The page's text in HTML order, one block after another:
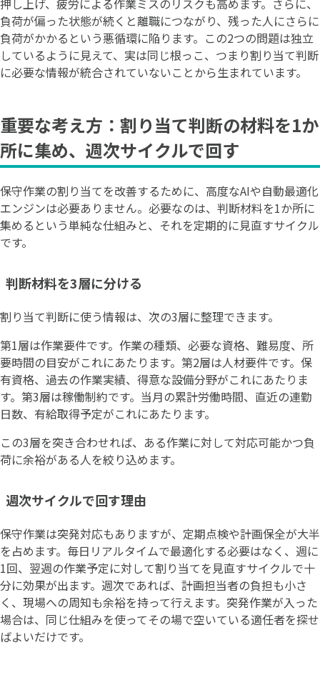
押し上げ、疲労による作業ミスのリスクも高めます。さらに、
負荷が偏った状態が続くと離職につながり、残った人にさらに
負荷がかかるという悪循環に陥ります。この2つの問題は独立
しているように見えて、実は同じ根っこ、つまり割り当て判断
に必要な情報が統合されていないことから生まれています。
重要な考え方：割り当て判断の材料を1か
所に集め、週次サイクルで回す
保守作業の割り当てを改善するために、高度なAIや自動最適化
エンジンは必要ありません。必要なのは、判断材料を1か所に
集めるという単純な仕組みと、それを定期的に見直すサイクル
です。
判断材料を3層に分ける
割り当て判断に使う情報は、次の3層に整理できます。
第1層は作業要件です。作業の種類、必要な資格、難易度、所
要時間の目安がこれにあたります。第2層は人材要件です。保
有資格、過去の作業実績、得意な設備分野がこれにあたりま
す。第3層は稼働制約です。当月の累計労働時間、直近の連勤
日数、有給取得予定がこれにあたります。
この3層を突き合わせれば、ある作業に対して対応可能かつ負
荷に余裕がある人を絞り込めます。
週次サイクルで回す理由
保守作業は突発対応もありますが、定期点検や計画保全が大半
を占めます。毎日リアルタイムで最適化する必要はなく、週に
1回、翌週の作業予定に対して割り当てを見直すサイクルで十
分に効果が出ます。週次であれば、計画担当者の負担も小さ
く、現場への周知も余裕を持って行えます。突発作業が入った
場合は、同じ仕組みを使ってその場で空いている適任者を探せ
ばよいだけです。